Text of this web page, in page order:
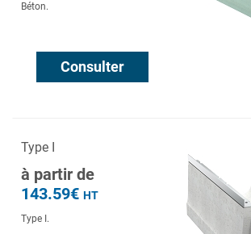
Béton.
Consulter
Type I
à partir de
143.59€ HT
Type I.